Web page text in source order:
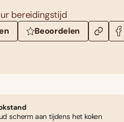
bereidingstijd
Beoordelen
scherm aan tijdens het koken